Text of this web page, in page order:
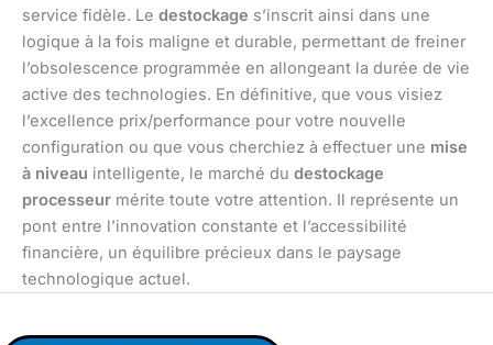
service fidèle. Le destockage s’inscrit ainsi dans une
logique à la fois maligne et durable, permettant de freiner
l’obsolescence programmée en allongeant la durée de vie
active des technologies. En définitive, que vous visiez
l’excellence prix/performance pour votre nouvelle
configuration ou que vous cherchiez à effectuer une mise
à niveau intelligente, le marché du destockage
processeur mérite toute votre attention. Il représente un
pont entre l’innovation constante et l’accessibilité
financière, un équilibre précieux dans le paysage
technologique actuel.